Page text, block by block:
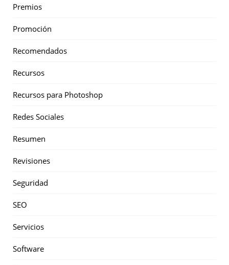
Premios
Promoción
Recomendados
Recursos
Recursos para Photoshop
Redes Sociales
Resumen
Revisiones
Seguridad
SEO
Servicios
Software